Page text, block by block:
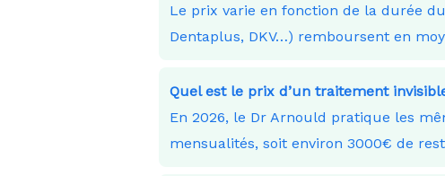
Le prix varie en fonction de la durée
Dentaplus, DKV…) remboursent en
Quel est le prix d’un traitement
En 2026, le Dr Arnould pratique les
mensualités, soit environ 3000€ de